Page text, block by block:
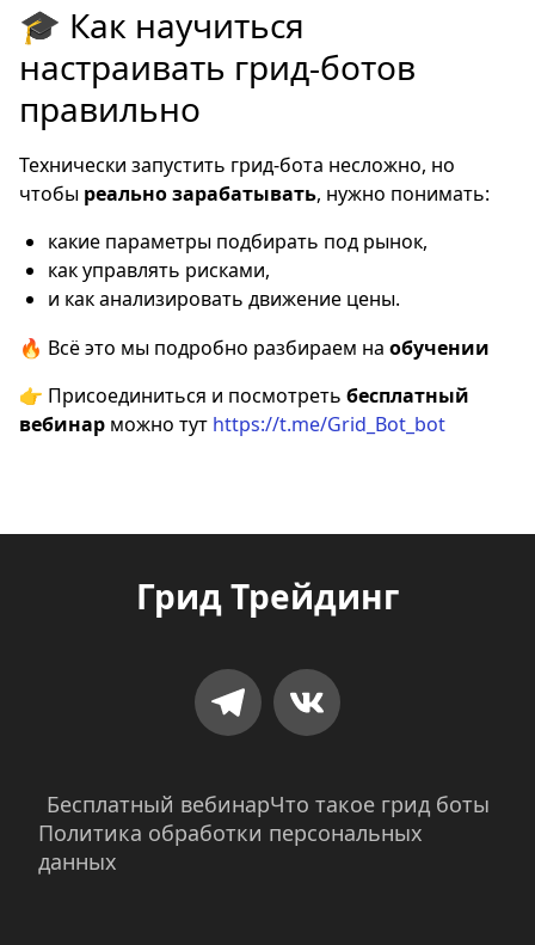
🎓 Как научиться
настраивать грид-ботов
правильно
Технически запустить грид-бота несложно, но
чтобы реально зарабатывать, нужно понимать:
какие параметры подбирать под рынок,
как управлять рисками,
и как анализировать движение цены.
🔥 Всё это мы подробно разбираем на обучении
👉 Присоединиться и посмотреть бесплатный
вебинар можно тут https://t.me/Grid_Bot_bot
Грид Трейдинг
Бесплатный вебинарЧто такое грид боты
Политика обработки персональных
данных